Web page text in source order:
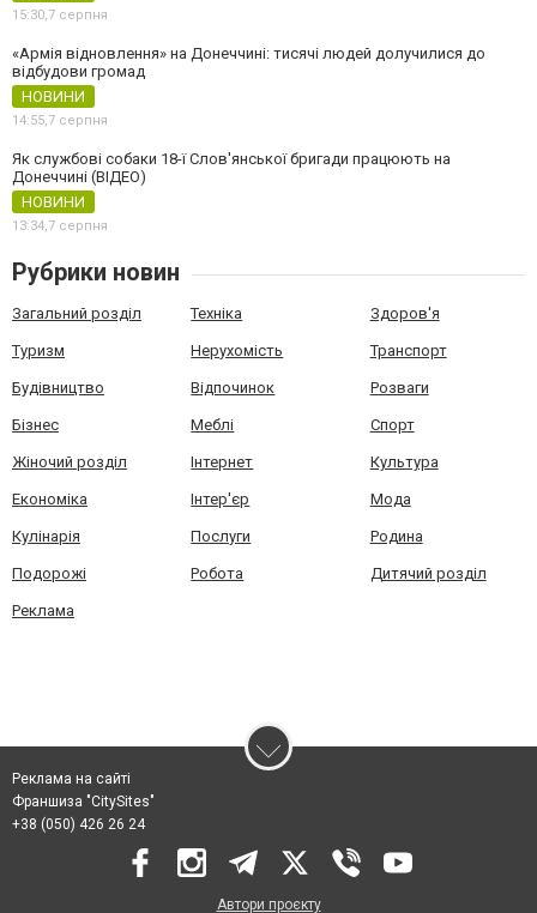
15:30,7 серпня
«Армія відновлення» на Донеччині: тисячі людей долучилися до
відбудови громад
НОВИНИ
14:55,7 серпня
Як службові собаки 18-ї Слов'янської бригади працюють на
Донеччині (ВІДЕО)
НОВИНИ
13:34,7 серпня
Рубрики новин
Загальний розділ Техніка Здоров'я
Туризм Нерухомість Транспорт
Будівництво Відпочинок Розваги
Бізнес Меблі Спорт
Жіночий розділ Інтернет Культура
Економіка Інтер'єр Мода
Кулінарія Послуги Родина
Подорожі Робота Дитячий розділ
Реклама
Реклама на сайті
Франшиза "CitySites"
+38 (050) 426 26 24
Автори проєкту